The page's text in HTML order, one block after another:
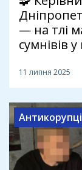
— на тлі
сумнівів
11 липня 2025